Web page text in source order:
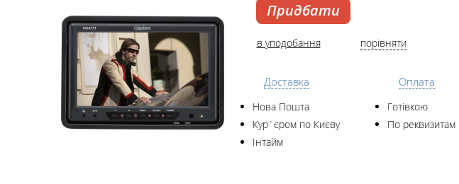
Придбати
в уподобання порівняти
Доставка
Нова Пошта
Кур`єром по Києву
Інтайм
Оплата
Готівкою
По реквизитам